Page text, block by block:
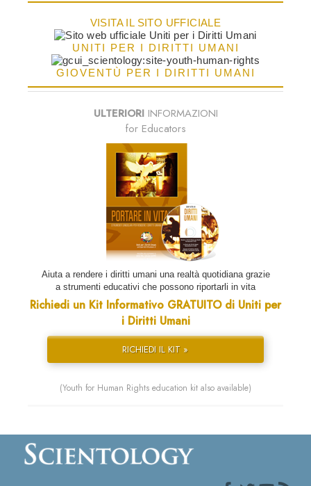
VISITA IL SITO UFFICIALE
UNITI PER I DIRITTI UMANI
GIOVENTÙ PER I DIRITTI UMANI
ULTERIORIINFORMAZIONI
for Educators
Aiuta a rendere i diritti umani una realtà quotidiana grazie
a strumenti educativi che possono riportarli in vita
Richiedi un Kit Informativo GRATUITO di Uniti per
i Diritti Umani
RICHIEDI IL KIT »
(Youth for Human Rights education kit also available)